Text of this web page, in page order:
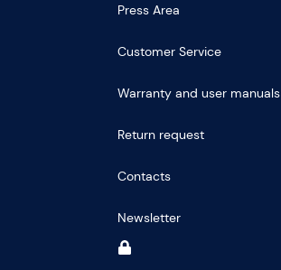
Press Area
Customer Service
Warranty and user manuals
Return request
Contacts
Newsletter